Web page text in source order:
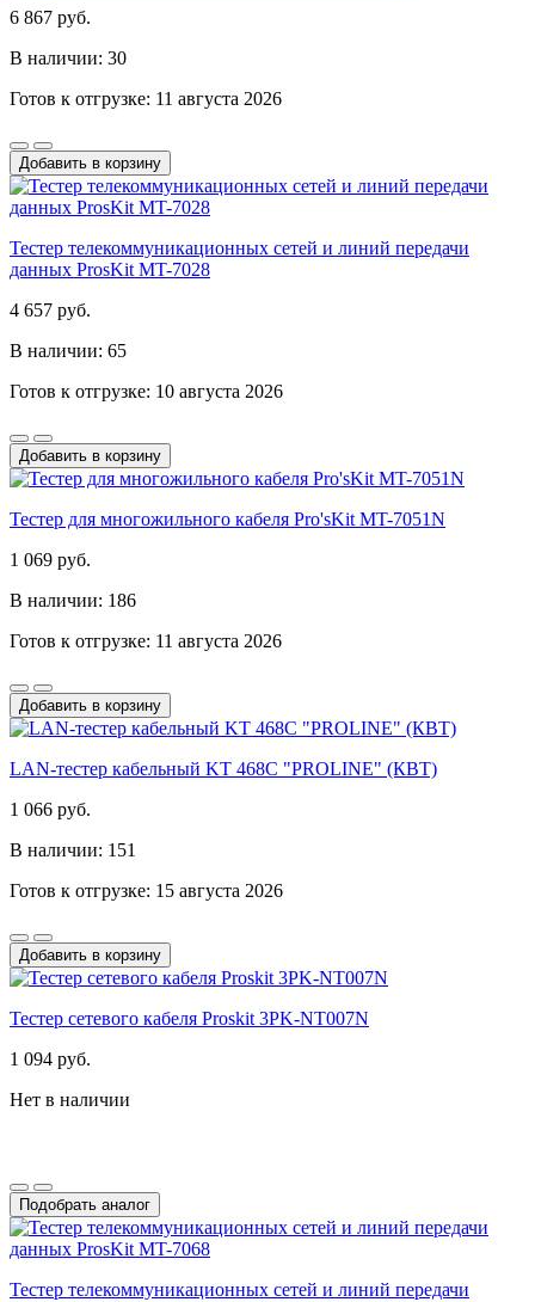
6 867 руб.
В наличии: 30
Готов к отгрузке: 11 августа 2026
Добавить в корзину
Тестер телекоммуникационных сетей и линий передачи
данных ProsKit MT-7028
4 657 руб.
В наличии: 65
Готов к отгрузке: 10 августа 2026
Добавить в корзину
Тестер для многожильного кабеля Pro'sKit MT-7051N
1 069 руб.
В наличии: 186
Готов к отгрузке: 11 августа 2026
Добавить в корзину
LAN-тестер кабельный KT 468С "PROLINE" (КВТ)
1 066 руб.
В наличии: 151
Готов к отгрузке: 15 августа 2026
Добавить в корзину
Тестер сетевого кабеля Proskit 3PK-NT007N
1 094 руб.
Нет в наличии
Подобрать аналог
Тестер телекоммуникационных сетей и линий передачи